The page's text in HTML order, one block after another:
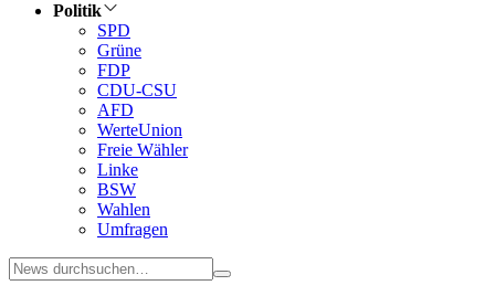
Politik
SPD
Grüne
FDP
CDU-CSU
AFD
WerteUnion
Freie Wähler
Linke
BSW
Wahlen
Umfragen